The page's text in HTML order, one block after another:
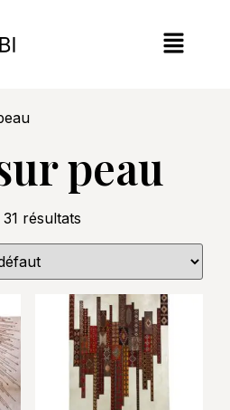
peau
résultats